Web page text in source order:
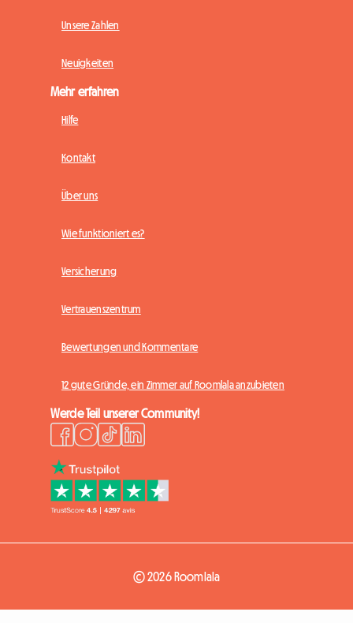
Unsere Zahlen
Neuigkeiten
Mehr erfahren
Hilfe
Kontakt
Über uns
Wie funktioniert es?
Versicherung
Vertrauenszentrum
Bewertungen und Kommentare
12 gute Gründe, ein Zimmer auf Roomlala anzubieten
Werde Teil unserer Community!
© 2026 Roomlala